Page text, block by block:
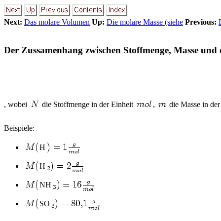
Next: Das molare Volumen Up: Die molare Masse (siehe Previous:
Der Zussamenhang zwischen Stoffmenge, Masse und
, wobei die Stoffmenge in der Einheit , die Masse in
Beispiele:
H
H
NH
SO